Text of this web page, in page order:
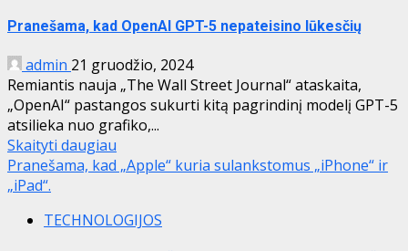
Pranešama, kad OpenAI GPT-5 nepateisino lūkesčių
admin 21 gruodžio, 2024
Remiantis nauja „The Wall Street Journal“ ataskaita,
„OpenAI“ pastangos sukurti kitą pagrindinį modelį GPT-5
atsilieka nuo grafiko,...
Skaityti daugiau
Pranešama, kad „Apple“ kuria sulankstomus „iPhone“ ir
„iPad“.
TECHNOLOGIJOS